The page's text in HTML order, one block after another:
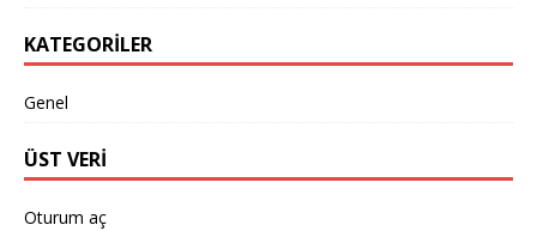
KATEGORILER
Genel
ÜST VERI
Oturum aç